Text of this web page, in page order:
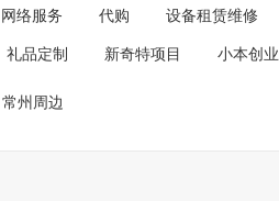
网络服务 代购 设备租赁维修
礼品定制 新奇特项目 小本创业
常州周边